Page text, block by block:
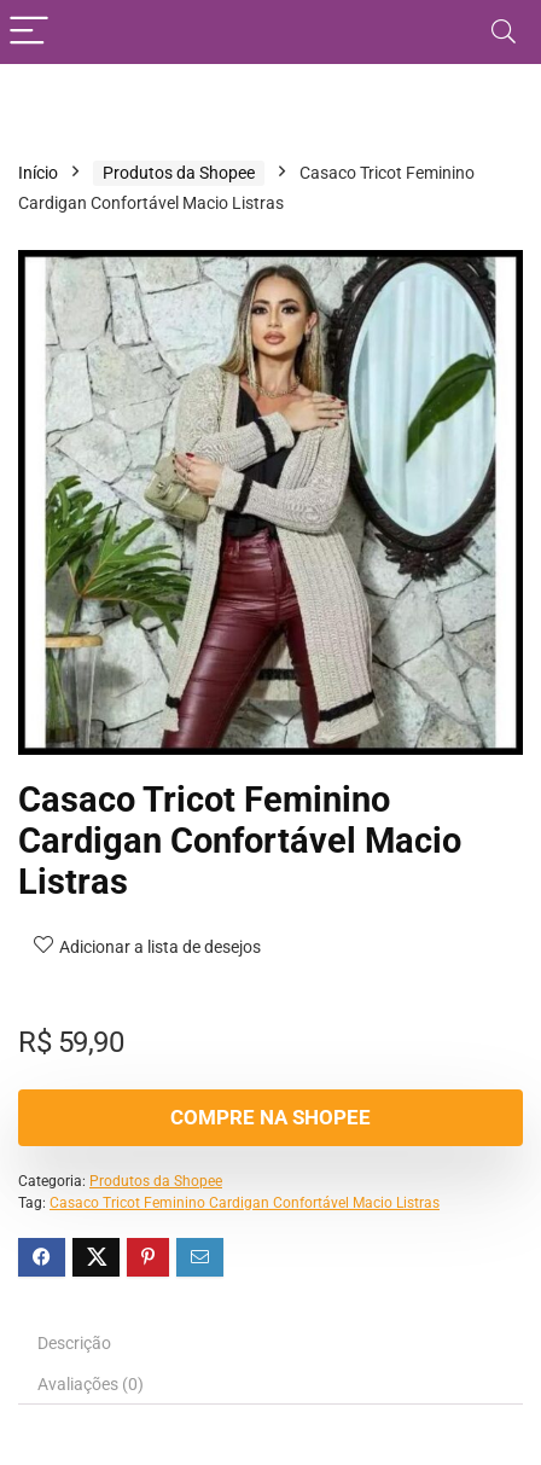
Início Produtos da Shopee
Casaco Tricot Feminino
Cardigan Confortável Macio Listras
Casaco Tricot Feminino
Cardigan Confortável Macio
Listras
Adicionar a lista de desejos
R$59,90
COMPRE NA SHOPEE
Categoria: Produtos da Shopee
Tag: Casaco Tricot Feminino Cardigan Confortável Macio Listras
Descrição
Avaliações (0)